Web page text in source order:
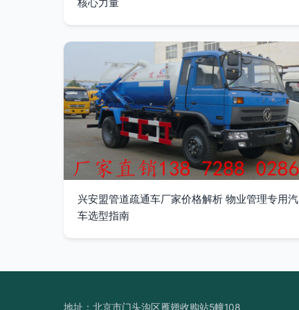
兴安盟管道疏通车厂家价格解析 物业管理专用汽
车选型指南
地址：北京市门头沟区雁翅收购站5幢108